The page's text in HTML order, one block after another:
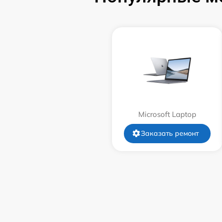
Замена системы охлаждения
Замена шлейфа матрицы
Замена северного мостаMicrosoft Laptop
Заказать ремонт